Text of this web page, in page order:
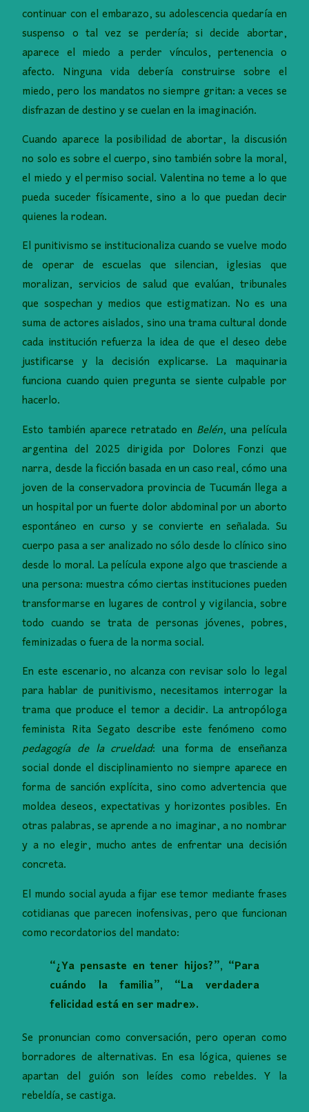
continuar con el embarazo, su adolescencia quedaría en
suspenso o tal vez se perdería; si decide abortar,
aparece el miedo a perder vínculos, pertenencia o
afecto. Ninguna vida debería construirse sobre el
miedo, pero los mandatos no siempre gritan: a veces se
disfrazan de destino y se cuelan en la imaginación.
Cuando aparece la posibilidad de abortar, la discusión
no solo es sobre el cuerpo, sino también sobre la moral,
el miedo y el permiso social. Valentina no teme a lo que
pueda suceder físicamente, sino a lo que puedan decir
quienes la rodean.
El punitivismo se institucionaliza cuando se vuelve modo
de operar de escuelas que silencian, iglesias que
moralizan, servicios de salud que evalúan, tribunales
que sospechan y medios que estigmatizan. No es una
suma de actores aislados, sino una trama cultural donde
cada institución refuerza la idea de que el deseo debe
justificarse y la decisión explicarse. La maquinaria
funciona cuando quien pregunta se siente culpable por
hacerlo.
Esto también aparece retratado en Belén, una película
argentina del 2025 dirigida por Dolores Fonzi que
narra, desde la ficción basada en un caso real, cómo una
joven de la conservadora provincia de Tucumán llega a
un hospital por un fuerte dolor abdominal por un aborto
espontáneo en curso y se convierte en señalada. Su
cuerpo pasa a ser analizado no sólo desde lo clínico sino
desde lo moral. La película expone algo que trasciende a
una persona: muestra cómo ciertas instituciones pueden
transformarse en lugares de control y vigilancia, sobre
todo cuando se trata de personas jóvenes, pobres,
feminizadas o fuera de la norma social.
En este escenario, no alcanza con revisar solo lo legal
para hablar de punitivismo, necesitamos interrogar la
trama que produce el temor a decidir. La antropóloga
feminista Rita Segato describe este fenómeno como
pedagogía de la crueldad: una forma de enseñanza
social donde el disciplinamiento no siempre aparece en
forma de sanción explícita, sino como advertencia que
moldea deseos, expectativas y horizontes posibles. En
otras palabras, se aprende a no imaginar, a no nombrar
y a no elegir, mucho antes de enfrentar una decisión
concreta.
El mundo social ayuda a fijar ese temor mediante frases
cotidianas que parecen inofensivas, pero que funcionan
como recordatorios del mandato:
“¿Ya pensaste en tener hijos?”, “Para
cuándo la familia”, “La verdadera
felicidad está en ser madre».
Se pronuncian como conversación, pero operan como
borradores de alternativas. En esa lógica, quienes se
apartan del guión son leídes como rebeldes. Y la
rebeldía, se castiga.